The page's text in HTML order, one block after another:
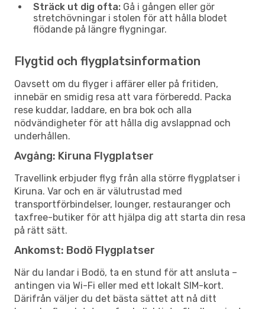
Sträck ut dig ofta: Gå i gången eller gör
stretchövningar i stolen för att hålla blodet
flödande på längre flygningar.
Flygtid och flygplatsinformation
Oavsett om du flyger i affärer eller på fritiden,
innebär en smidig resa att vara förberedd. Packa
rese kuddar, laddare, en bra bok och alla
nödvändigheter för att hålla dig avslappnad och
underhållen.
Avgång: Kiruna Flygplatser
Travellink erbjuder flyg från alla större flygplatser i
Kiruna. Var och en är välutrustad med
transportförbindelser, lounger, restauranger och
taxfree-butiker för att hjälpa dig att starta din resa
på rätt sätt.
Ankomst: Bodö Flygplatser
När du landar i Bodö, ta en stund för att ansluta –
antingen via Wi-Fi eller med ett lokalt SIM-kort.
Därifrån väljer du det bästa sättet att nå ditt